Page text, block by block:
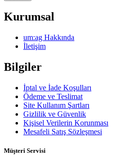
Kurumsal
um:ag Hakkında
İletişim
Bilgiler
İptal ve İade Koşulları
Ödeme ve Teslimat
Site Kullanım Şartları
Gizlilik ve Güvenlik
Kişisel Verilerin Korunması
Mesafeli Satış Sözleşmesi
Müşteri Servisi